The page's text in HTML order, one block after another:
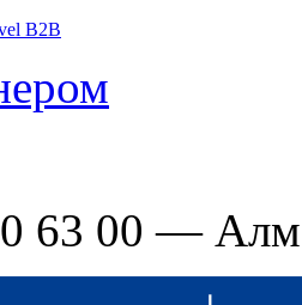
B2B
63 00 —